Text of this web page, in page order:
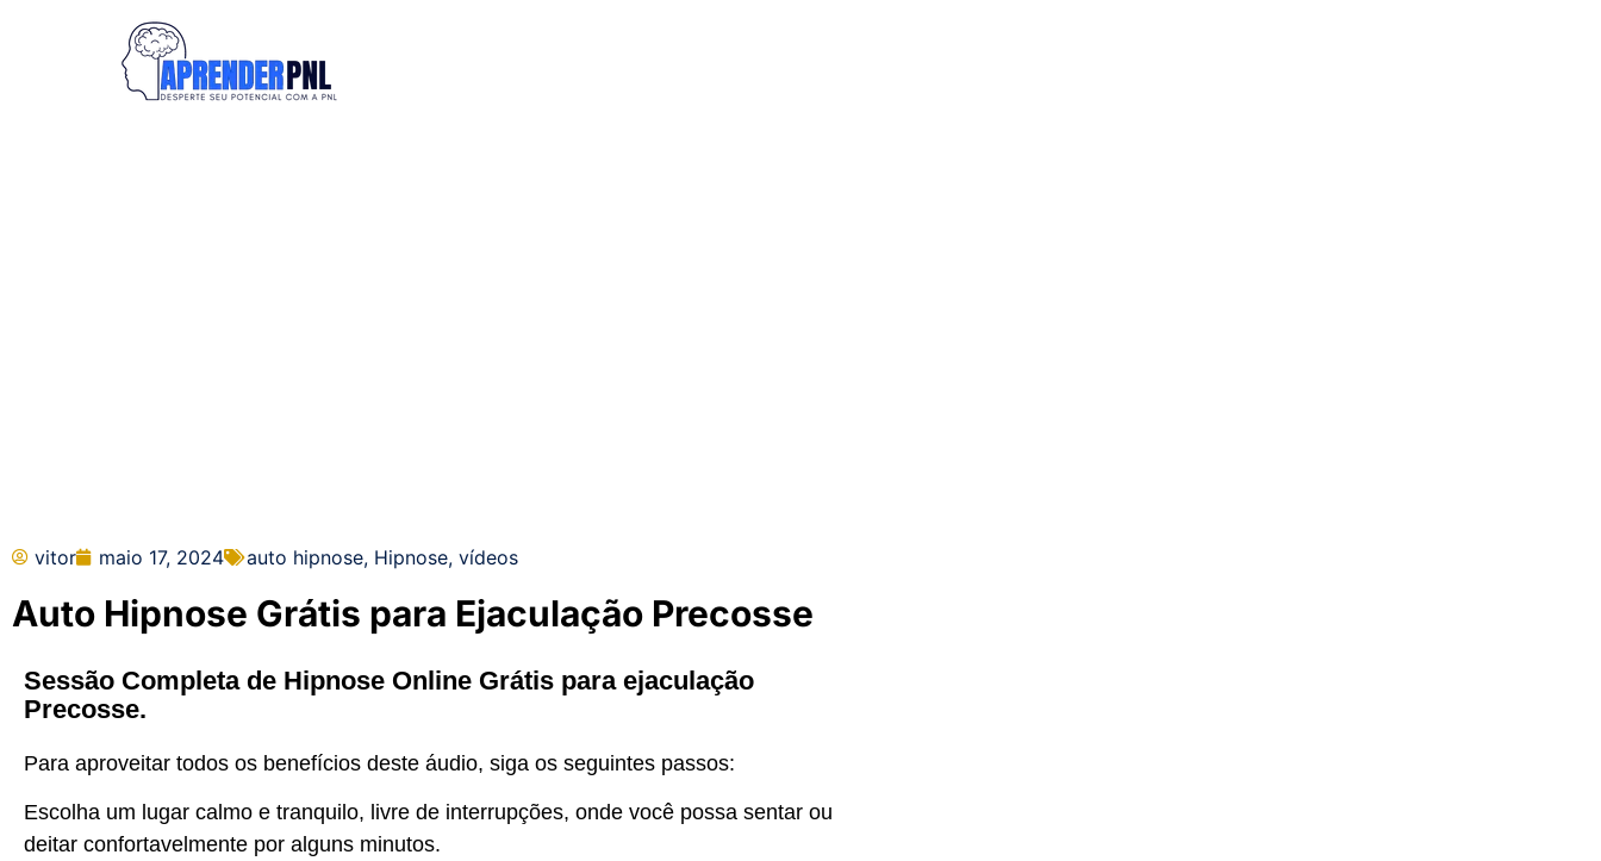
vitor maio 17, 2024 auto hipnose, Hipnose, vídeos
Auto Hipnose Grátis para Ejaculação Precosse
Sessão Completa de Hipnose Online Grátis para ejaculação
Precosse.
Para aproveitar todos os benefícios deste áudio, siga os seguintes passos:
Escolha um lugar calmo e tranquilo, livre de interrupções, onde você possa sentar ou
deitar confortavelmente por alguns minutos.